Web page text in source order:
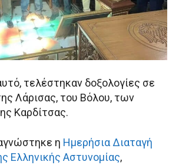
τελέστηκαν δοξολογίες σε
Λάρισας, του Βόλου, των
Καρδίτσας.
η Ημερήσια Διαταγή
Ελληνικής Αστυνομίας,